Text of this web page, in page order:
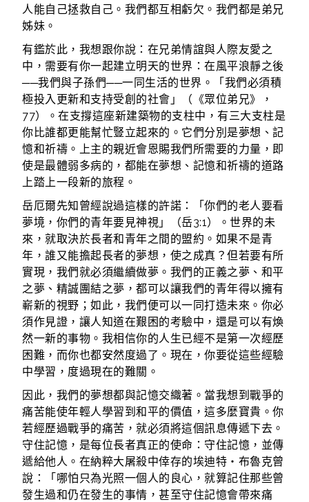
人能自己拯救自己。我們都互相虧欠。我們都是弟兄
姊妹。
有鑑於此，我想跟你說：在兄弟情誼與人際友愛之
中，需要有你一起建立明天的世界：在風平浪靜之後
──我們與子孫們──一同生活的世界。「我們必須積
極投入更新和支持受創的社會」（《眾位弟兄》，
77）。在支撐這座新建築物的支柱中，有三大支柱是
你比誰都更能幫忙豎立起來的。它們分別是夢想、記
憶和祈禱。上主的親近會恩賜我們所需要的力量，即
使是最體弱多病的，都能在夢想、記憶和祈禱的道路
上踏上一段新的旅程。
岳厄爾先知曾經說過這樣的許諾：「你們的老人要看
夢境，你們的青年要見神視」（岳3:1）。世界的未
來，就取決於長者和青年之間的盟約。如果不是青
年，誰又能擔起長者的夢想，使之成真？但若要有所
實現，我們就必須繼續做夢。我們的正義之夢、和平
之夢、精誠團結之夢，都可以讓我們的青年得以擁有
嶄新的視野；如此，我們便可以一同打造未來。你必
須作見證，讓人知道在艱困的考驗中，還是可以有煥
然一新的事物。我相信你的人生已經不是第一次經歷
困難，而你也都安然度過了。現在，你要從這些經驗
中學習，度過現在的難關。
因此，我們的夢想都與記憶交織著。當我想到戰爭的
痛苦能使年輕人學習到和平的價值，這多麼寶貴。你
若經歷過戰爭的痛苦，就必須將這個訊息傳遞下去。
守住記憶，是每位長者真正的使命：守住記憶，並傳
遞給他人。在納粹大屠殺中倖存的埃迪特‧布魯克曾
說：「哪怕只為光照一個人的良心，就算記住那些曾
發生過和仍在發生的事情，甚至守住記憶會帶來痛